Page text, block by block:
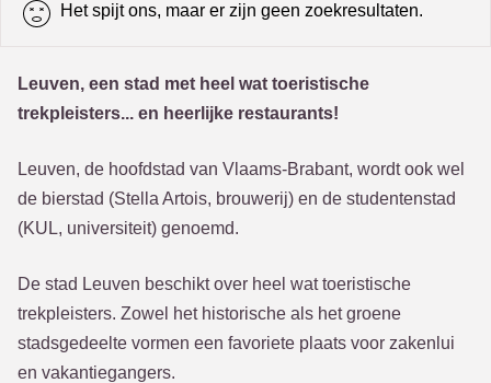
Het spijt ons, maar er zijn geen zoekresultaten.
Leuven, een stad met heel wat toeristische
trekpleisters... en heerlijke restaurants!
Leuven, de hoofdstad van Vlaams-Brabant, wordt ook wel
de bierstad (Stella Artois, brouwerij) en de studentenstad
(KUL, universiteit) genoemd.
De stad Leuven beschikt over heel wat toeristische
trekpleisters. Zowel het historische als het groene
stadsgedeelte vormen een favoriete plaats voor zakenlui
en vakantiegangers.